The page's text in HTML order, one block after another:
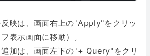
映は、画面右上の"Apply"をクリッ
表示画面に移動）。
加は、画面左下の"+ Query"をクリ